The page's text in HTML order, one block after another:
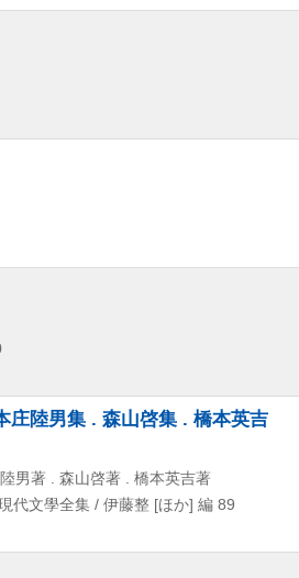
庄陸男集 . 森山啓集 . 橋本英吉
男著 . 森山啓著 . 橋本英吉著
代文學全集 / 伊藤整 [ほか] 編 89